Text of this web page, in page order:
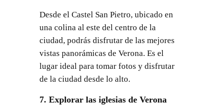
Desde el Castel San Pietro, ubicado en
una colina al este del centro de la
ciudad, podrás disfrutar de las mejores
vistas panorámicas de Verona. Es el
lugar ideal para tomar fotos y disfrutar
de la ciudad desde lo alto.
7. Explorar las iglesias de Verona